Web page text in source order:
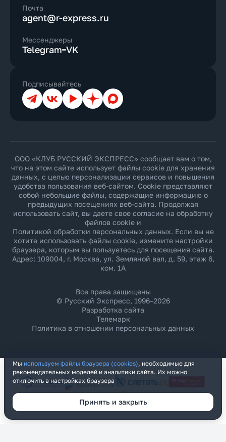
Почта
agent@r-express.ru
Мессенджеры
Telegram VK
Подписывайтесь
ТелеграмВКонтакте
YouTubeДзен Max
ООО «КЛУБ РУССКИЙ ЭКСПРЕСС» сообщает вам о том,
что на этом сайте использует файлы cookie для хранения
данных, с целью персонализации сервисов и повышения
удобства пользования веб-сайтом. Cookie представляют
собой небольшие файлы, содержащие информацию о
предыдущих посещениях веб-сайта. Продолжая
использовать сайт, вы даете свое согласие на обработку
файлов cookie и
Политикой обработки персональных данных. Если вы не
хотите использовать файлы cookie, измените настройки
браузера, которым вы пользуетесь для посещения сайта.
Адрес: 109004, г. Москва, ул. Земляной вал, д. 59, этаж 6,
ком. 1А
Все права защищены
© Русский Экспресс, 1996–2026
Разработка сайта
Телемарк
Политика в отношении персональных данных
Мы используем файлы браузера (cookies), необходимые для
рекомендательных моделей и аналитики сайта. Их можно
отключить в настройках браузера
Принять и закрыть